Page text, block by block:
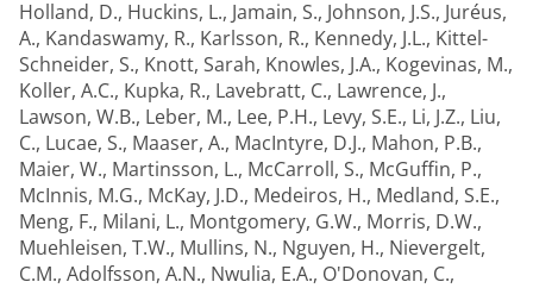
Holland, D., Huckins, L., Jamain, S., Johnson, J.S., Juréus,
A., Kandaswamy, R., Karlsson, R., Kennedy, J.L., Kittel-
Schneider, S., Knott, Sarah, Knowles, J.A., Kogevinas, M.,
Koller, A.C., Kupka, R., Lavebratt, C., Lawrence, J.,
Lawson, W.B., Leber, M., Lee, P.H., Levy, S.E., Li, J.Z., Liu,
C., Lucae, S., Maaser, A., MacIntyre, D.J., Mahon, P.B.,
Maier, W., Martinsson, L., McCarroll, S., McGuffin, P.,
McInnis, M.G., McKay, J.D., Medeiros, H., Medland, S.E.,
Meng, F., Milani, L., Montgomery, G.W., Morris, D.W.,
Muehleisen, T.W., Mullins, N., Nguyen, H., Nievergelt,
C.M., Adolfsson, A.N., Nwulia, E.A., O'Donovan, C.,